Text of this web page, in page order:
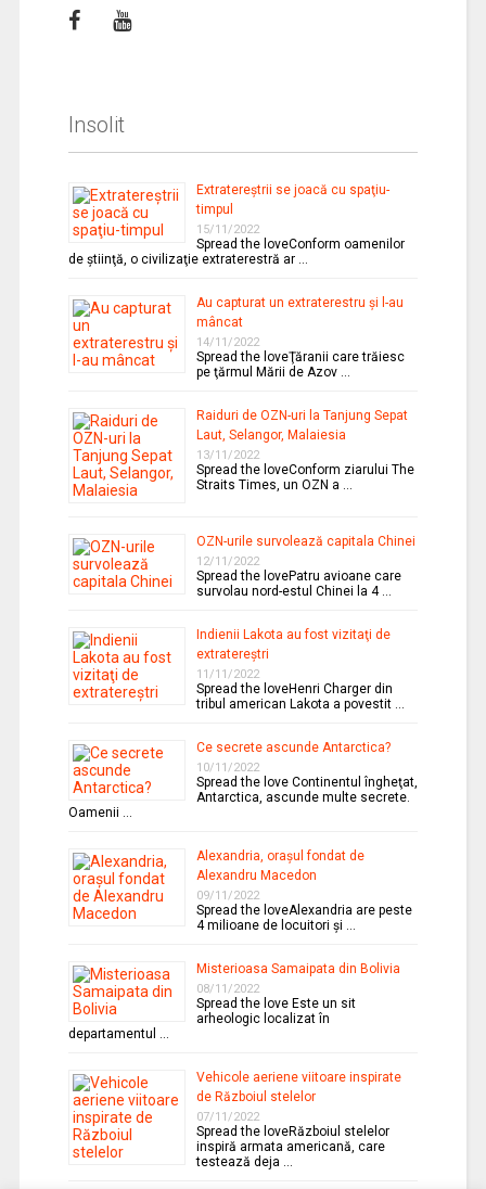
Insolit
Extratereştrii se joacă cu spaţiu-
timpul
15/11/2022
Spread the loveConform oamenilor
de ştiinţă, o civilizaţie extraterestră ar …
Au capturat un extraterestru şi l-au
mâncat
14/11/2022
Spread the loveŢăranii care trăiesc
pe ţărmul Mării de Azov …
Raiduri de OZN-uri la Tanjung Sepat
Laut, Selangor, Malaiesia
13/11/2022
Spread the loveConform ziarului The
Straits Times, un OZN a …
OZN-urile survolează capitala Chinei
12/11/2022
Spread the lovePatru avioane care
survolau nord-estul Chinei la 4 …
Indienii Lakota au fost vizitaţi de
extratereştri
11/11/2022
Spread the loveHenri Charger din
tribul american Lakota a povestit …
Ce secrete ascunde Antarctica?
10/11/2022
Spread the love Continentul îngheţat,
Antarctica, ascunde multe secrete.
Oamenii …
Alexandria, oraşul fondat de
Alexandru Macedon
09/11/2022
Spread the loveAlexandria are peste
4 milioane de locuitori şi …
Misterioasa Samaipata din Bolivia
08/11/2022
Spread the love Este un sit
arheologic localizat în
departamentul …
Vehicole aeriene viitoare inspirate
de Războiul stelelor
07/11/2022
Spread the loveRăzboiul stelelor
inspiră armata americană, care
testează deja …